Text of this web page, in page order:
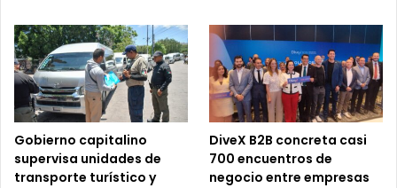
Gobierno capitalino
supervisa unidades de
transporte turístico y
DiveX B2B concreta casi
700 encuentros de
negocio entre empresas